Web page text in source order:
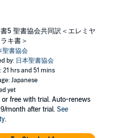
書5 聖書協会共同訳＜エレミヤ
キ書＞
聖書協会
by: 日本聖書協会
21 hrs and 51 mins
Japanese
yet
or free with trial. Auto-renews
month after trial. See
.